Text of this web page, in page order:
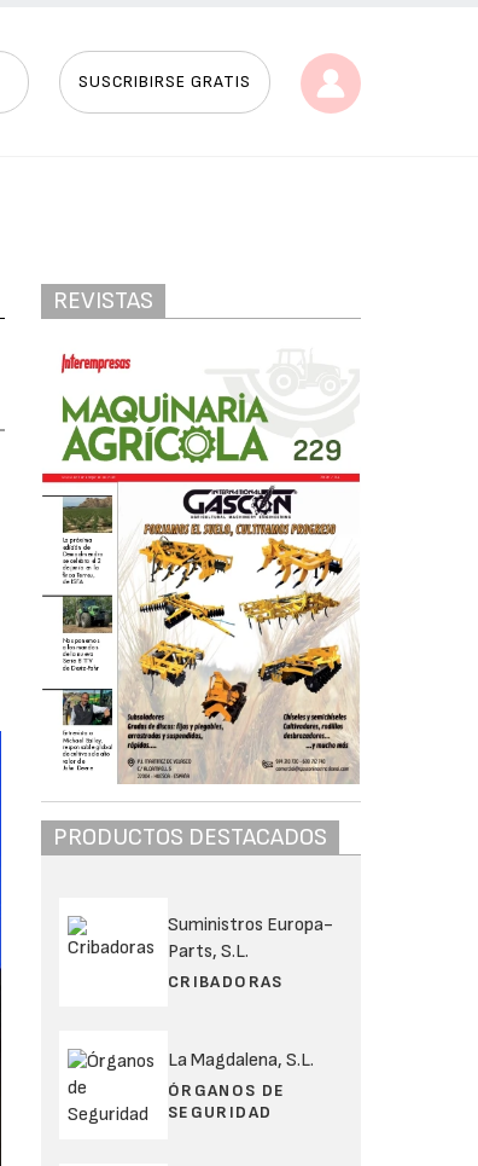
SUSCRIBIRSE GRATIS
REVISTAS
PRODUCTOS DESTACADOS
Suministros Europa-
Parts, S.L.
CRIBADORAS
La Magdalena, S.L.
ÓRGANOS DE
SEGURIDAD